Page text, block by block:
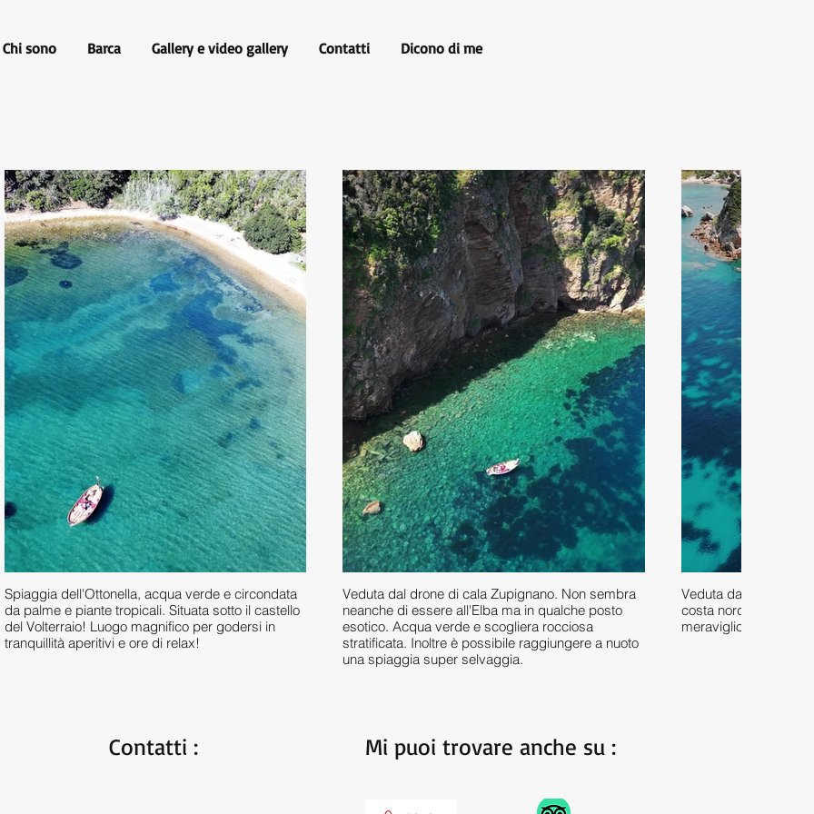
Chi sono Barca Gallery e video gallery Contatti Dicono di me
Spiaggia dell'Ottonella, acqua verde e circondata
da palme e piante tropicali. Situata sotto il castello
del Volterraio! Luogo magnifico per godersi in
tranquillità aperitivi e ore di relax!
Veduta dal drone di cala Zupignano. Non sembra
neanche di essere all'Elba ma in qualche posto
esotico. Acqua verde e scogliera rocciosa
stratificata. Inoltre è possibile raggiungere a nuoto
una spiaggia super selvaggia.
Veduta dal drone
costa nord ovest.
meravigliosi i colori
Contatti : Mi puoi trovare anche su :